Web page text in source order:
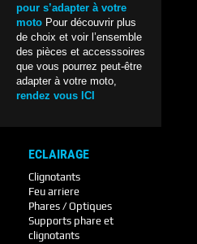
pour s’adapter à votre
moto Pour découvrir plus
de choix et voir l’ensemble
des pièces et accesssoires
que vous pourrez peut-être
adapter à votre moto,
rendez vous ICI
ECLAIRAGE
Clignotants
Feu arriere
Phares / Optiques
Supports phare et
clignotants